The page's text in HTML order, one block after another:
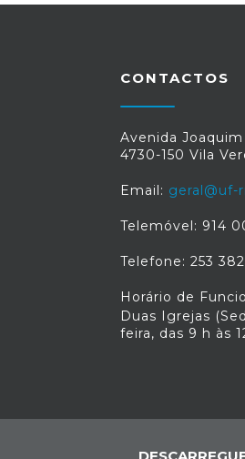
CONTACTOS
Avenida
4730-150 Vila
Email: geral@uf-
Telemóvel: 914
Telefone: 253
Horário de
Duas Igrejas
feira, das 9 h às